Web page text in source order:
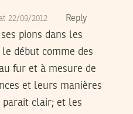
22/09/2012 Reply
pions dans les
début comme des
fur et à mesure de
et leurs manières
parait clair; et les